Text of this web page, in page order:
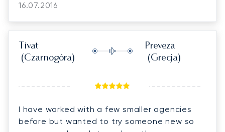
16.07.2016
Tivat
(Czarnogóra)
Preveza
(Grecja)
I have worked with a few smaller agencies
before but wanted to try someone new so